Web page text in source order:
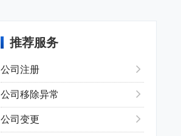
推荐服务
公司注册
公司移除异常
公司变更